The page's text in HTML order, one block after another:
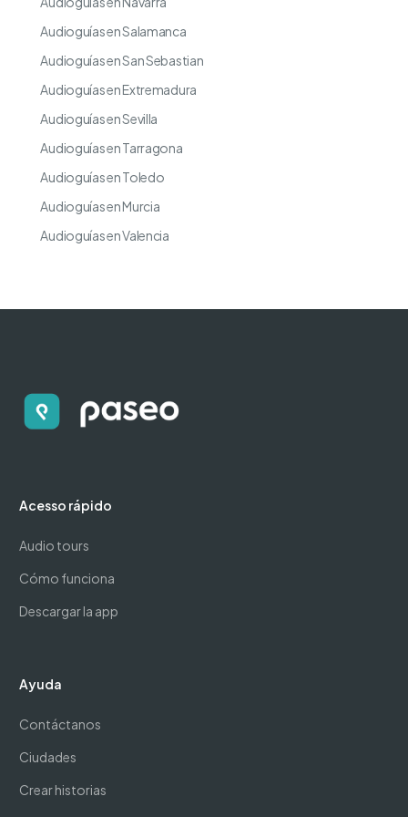
Audioguías en Salamanca
Audioguías en San Sebastian
Audioguías en Extremadura
Audioguías en Sevilla
Audioguías en Tarragona
Audioguías en Toledo
Audioguías en Murcia
Audioguías en Valencia
Acesso rápido
Audio tours
Cómo funciona
Descargar la app
Ayuda
Contáctanos
Ciudades
Crear historias